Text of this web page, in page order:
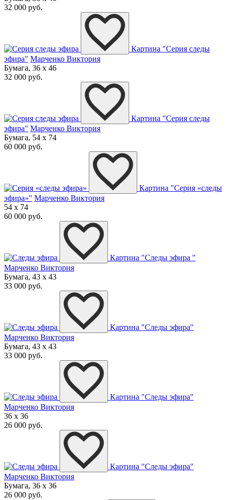
32 000 руб.
Картина "Серия следы
эфира" Марченко Виктория
Бумага, 36 x 46
32 000 руб.
Картина "Серия следы
эфира" Марченко Виктория
Бумага, 54 x 74
60 000 руб.
Картина "Серия «следы
эфира»" Марченко Виктория
54 x 74
60 000 руб.
Картина "Следы эфира "
Марченко Виктория
Бумага, 43 x 43
33 000 руб.
Картина "Следы эфира"
Марченко Виктория
Бумага, 43 x 43
33 000 руб.
Картина "Следы эфира"
Марченко Виктория
36 x 36
26 000 руб.
Картина "Следы эфира"
Марченко Виктория
Бумага, 36 x 36
26 000 руб.